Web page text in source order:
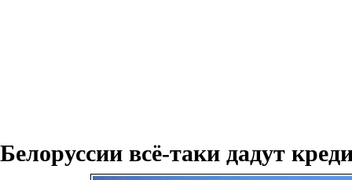
Белоруссии всё-таки дадут